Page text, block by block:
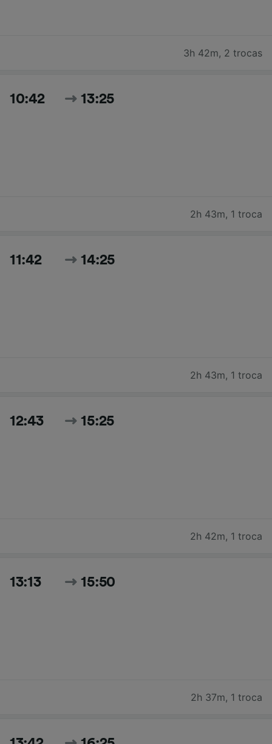
3h 42m, 2 trocas
10:42 13:25
2h 43m, 1 troca
11:42 14:25
2h 43m, 1 troca
12:43 15:25
2h 42m, 1 troca
13:13 15:50
2h 37m, 1 troca